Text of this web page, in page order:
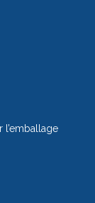
l’emballage​